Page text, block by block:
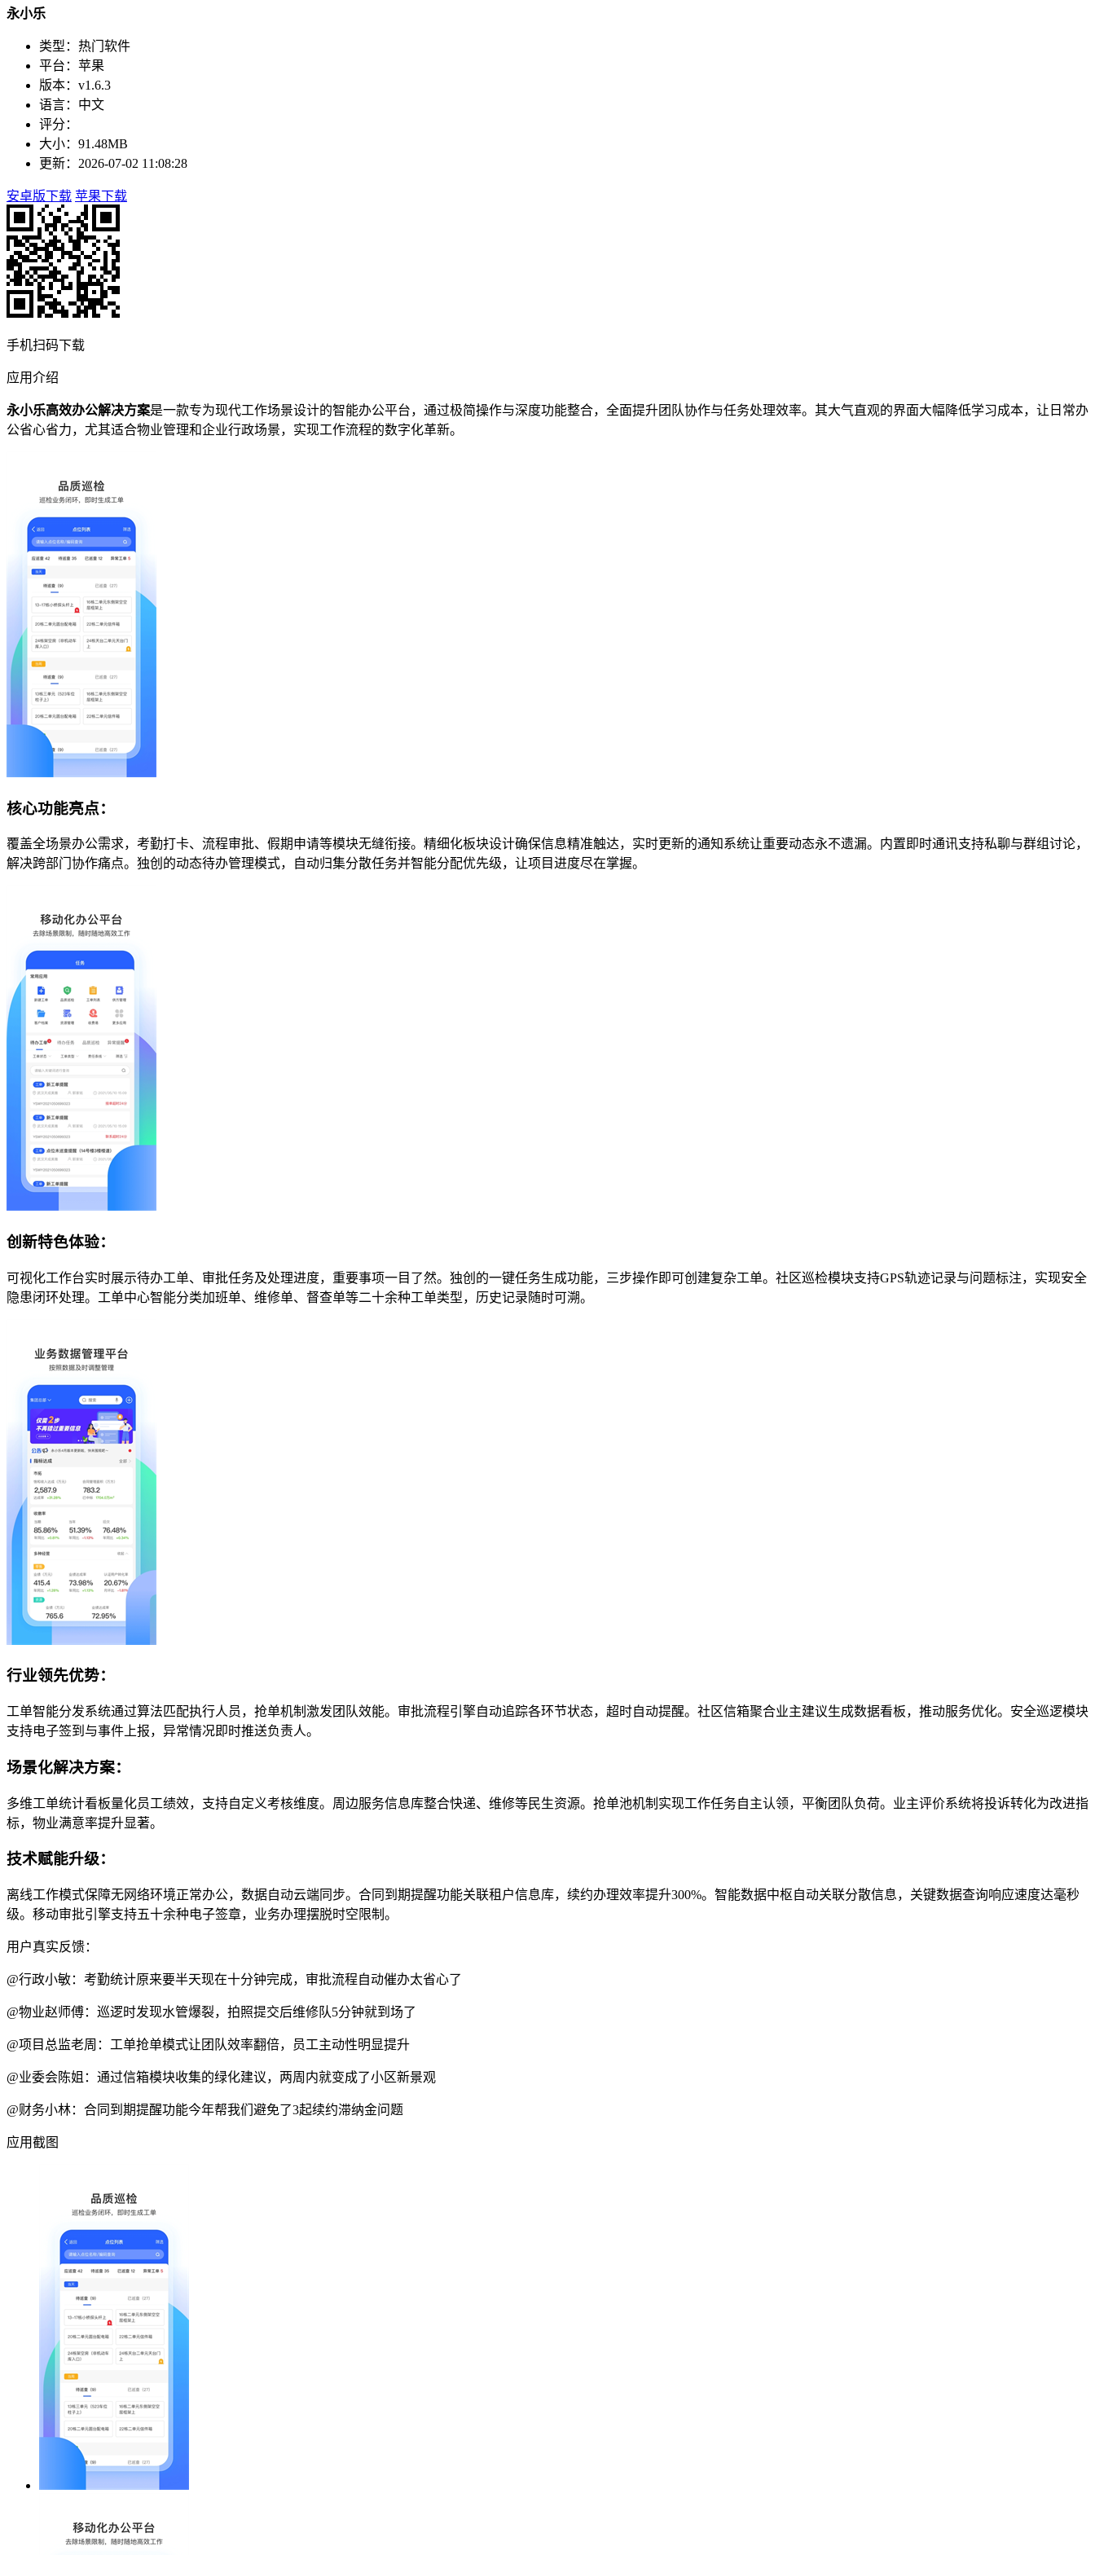
永小乐
类型：热门软件
平台：苹果
版本：v1.6.3
语言：中文
评分：
大小：91.48MB
更新：2026-07-02 11:08:28
安卓版下载 苹果下载
手机扫码下载
应用介绍
永小乐高效办公解决方案是一款专为现代工作场景设计的智能办公平台，通过极简操作与深度功能整合，全面提升团队协作与任务处理效率。其大气直观的界面大幅降低学习成本，让日常办
公省心省力，尤其适合物业管理和企业行政场景，实现工作流程的数字化革新。
核心功能亮点：
覆盖全场景办公需求，考勤打卡、流程审批、假期申请等模块无缝衔接。精细化板块设计确保信息精准触达，实时更新的通知系统让重要动态永不遗漏。内置即时通讯支持私聊与群组讨论，
解决跨部门协作痛点。独创的动态待办管理模式，自动归集分散任务并智能分配优先级，让项目进度尽在掌握。
创新特色体验：
可视化工作台实时展示待办工单、审批任务及处理进度，重要事项一目了然。独创的一键任务生成功能，三步操作即可创建复杂工单。社区巡检模块支持GPS轨迹记录与问题标注，实现安全
隐患闭环处理。工单中心智能分类加班单、维修单、督查单等二十余种工单类型，历史记录随时可溯。
行业领先优势：
工单智能分发系统通过算法匹配执行人员，抢单机制激发团队效能。审批流程引擎自动追踪各环节状态，超时自动提醒。社区信箱聚合业主建议生成数据看板，推动服务优化。安全巡逻模块
支持电子签到与事件上报，异常情况即时推送负责人。
场景化解决方案：
多维工单统计看板量化员工绩效，支持自定义考核维度。周边服务信息库整合快递、维修等民生资源。抢单池机制实现工作任务自主认领，平衡团队负荷。业主评价系统将投诉转化为改进指
标，物业满意率提升显著。
技术赋能升级：
离线工作模式保障无网络环境正常办公，数据自动云端同步。合同到期提醒功能关联租户信息库，续约办理效率提升300%。智能数据中枢自动关联分散信息，关键数据查询响应速度达毫秒
级。移动审批引擎支持五十余种电子签章，业务办理摆脱时空限制。
用户真实反馈：
@行政小敏：考勤统计原来要半天现在十分钟完成，审批流程自动催办太省心了
@物业赵师傅：巡逻时发现水管爆裂，拍照提交后维修队5分钟就到场了
@项目总监老周：工单抢单模式让团队效率翻倍，员工主动性明显提升
@业委会陈姐：通过信箱模块收集的绿化建议，两周内就变成了小区新景观
@财务小林：合同到期提醒功能今年帮我们避免了3起续约滞纳金问题
应用截图